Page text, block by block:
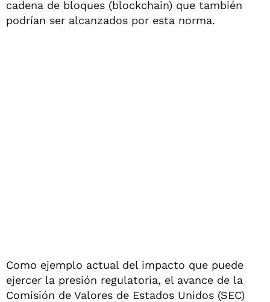
cadena de bloques (blockchain) que también
podrían ser alcanzados por esta norma.
Como ejemplo actual del impacto que puede
ejercer la presión regulatoria, el avance de la
Comisión de Valores de Estados Unidos (SEC)